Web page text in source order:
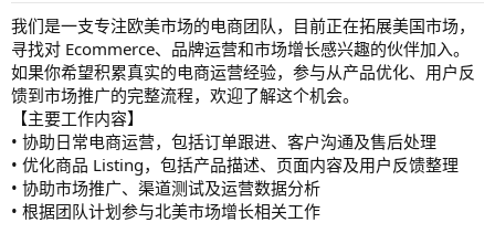
我们是一支专注欧美市场的电商团队，目前正在拓展美国市场，
寻找对 Ecommerce、品牌运营和市场增长感兴趣的伙伴加入。
如果你希望积累真实的电商运营经验，参与从产品优化、用户反
馈到市场推广的完整流程，欢迎了解这个机会。
【主要工作内容】
• 协助日常电商运营，包括订单跟进、客户沟通及售后处理
• 优化商品 Listing，包括产品描述、页面内容及用户反馈整理
• 协助市场推广、渠道测试及运营数据分析
• 根据团队计划参与北美市场增长相关工作